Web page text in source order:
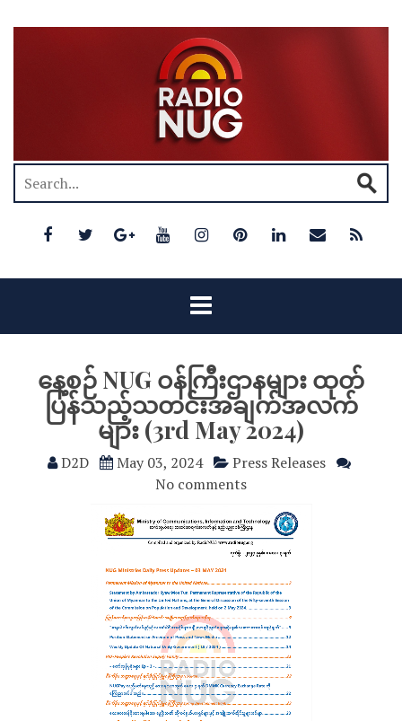
နေ့စဉ် NUG ဝန်ကြီးဌာနများ ထုတ်
ပြန်သည့်သတင်းအချက်အလက်
များ (3rd May 2024)
D2D May 03, 2024
Press Releases
No comments